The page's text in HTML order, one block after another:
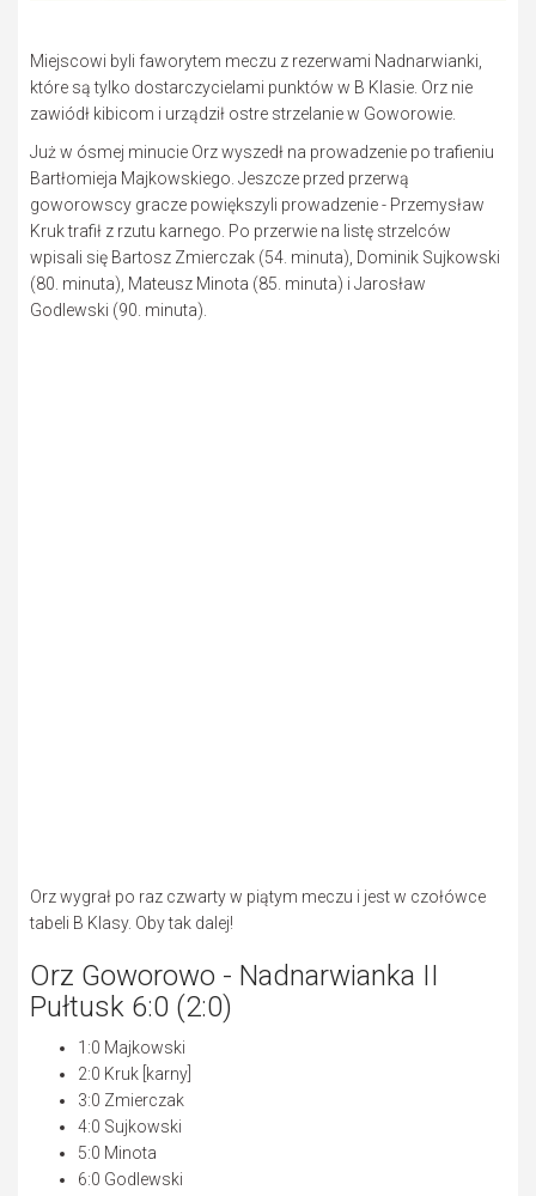
Miejscowi byli faworytem meczu z rezerwami Nadnarwianki,
które są tylko dostarczycielami punktów w B Klasie. Orz nie
zawiódł kibicom i urządził ostre strzelanie w Goworowie.
Już w ósmej minucie Orz wyszedł na prowadzenie po trafieniu
Bartłomieja Majkowskiego. Jeszcze przed przerwą
goworowscy gracze powiększyli prowadzenie - Przemysław
Kruk trafił z rzutu karnego. Po przerwie na listę strzelców
wpisali się Bartosz Zmierczak (54. minuta), Dominik Sujkowski
(80. minuta), Mateusz Minota (85. minuta) i Jarosław
Godlewski (90. minuta).
Orz wygrał po raz czwarty w piątym meczu i jest w czołówce
tabeli B Klasy. Oby tak dalej!
Orz Goworowo - Nadnarwianka II
Pułtusk 6:0 (2:0)
1:0 Majkowski
2:0 Kruk [karny]
3:0 Zmierczak
4:0 Sujkowski
5:0 Minota
6:0 Godlewski